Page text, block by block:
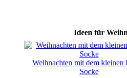
Ideen für
Weihnachten mit dem kleinen
Socke